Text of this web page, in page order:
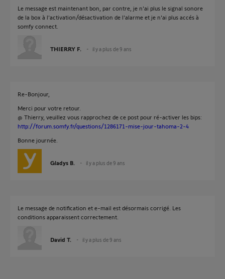
Le message est maintenant bon, par contre, je n'ai plus le signal sonore
de la box à l'activation/désactivation de l'alarme et je n'ai plus accés à
somfy connect.
THIERRY F. il y a plus de 9 ans
Re-Bonjour,
Merci pour votre retour.
@ Thierry, veuillez vous rapprochez de ce post pour ré-activer les bips:
http://forum.somfy.fr/questions/1286171-mise-jour-tahoma-2-4
Bonne journée.
Gladys B. il y a plus de 9 ans
Le message de notification et e-mail est désormais corrigé. Les
conditions apparaissent correctement.
David T. il y a plus de 9 ans